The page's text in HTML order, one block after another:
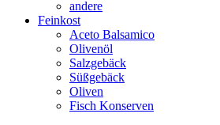
andere
Feinkost
Aceto Balsamico
Olivenöl
Salzgebäck
Süßgebäck
Oliven
Fisch Konserven